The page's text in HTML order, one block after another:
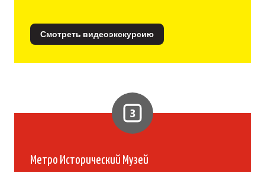
Смотреть видеоэкскурсию
Метро Исторический Музей